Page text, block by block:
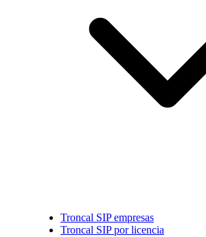
Troncal SIP empresas
Troncal SIP por licencia